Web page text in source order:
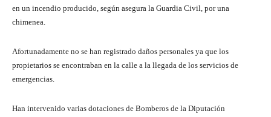
en un incendio producido, según asegura la Guardia Civil, por una
chimenea.
Afortunadamente no se han registrado daños personales ya que los
propietarios se encontraban en la calle a la llegada de los servicios de
emergencias.
Han intervenido varias dotaciones de Bomberos de la Diputación